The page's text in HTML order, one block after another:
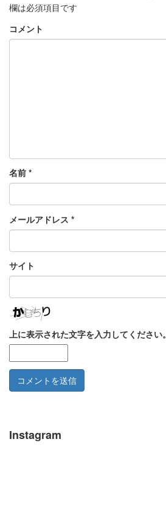
欄は必須項目です
コメント
名前 *
メールアドレス *
サイト
上に表示された文字を入力してください。
Instagram